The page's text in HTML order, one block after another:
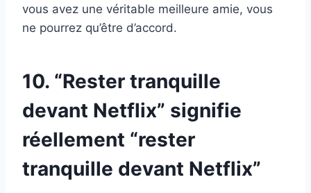
vous avez une véritable meilleure amie, vous
ne pourrez qu’être d’accord.
10. “Rester tranquille
devant Netflix” signifie
réellement “rester
tranquille devant Netflix”